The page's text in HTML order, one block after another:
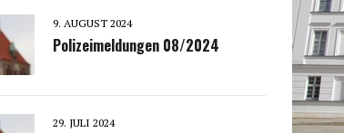
9. AUGUST 2024
Polizeimeldungen 08/2024
29. JULI 2024